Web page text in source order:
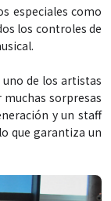
especiales como
los controles de
de los artistas
sorpresas
y un staff
que garantiza un